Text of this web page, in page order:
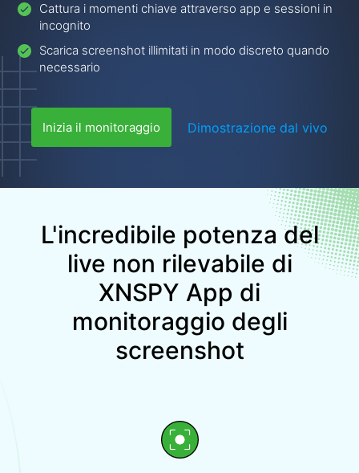
Cattura i momenti chiave attraverso app e sessioni in
incognito
Scarica screenshot illimitati in modo discreto quando
necessario
Inizia il monitoraggio Dimostrazione dal vivo
L'incredibile potenza del
live non rilevabile di
XNSPY App di
monitoraggio degli
screenshot